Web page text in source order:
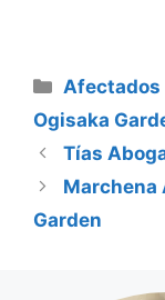
Categorías
Afectados
Ogisaka
Tías
Marchena
Garden